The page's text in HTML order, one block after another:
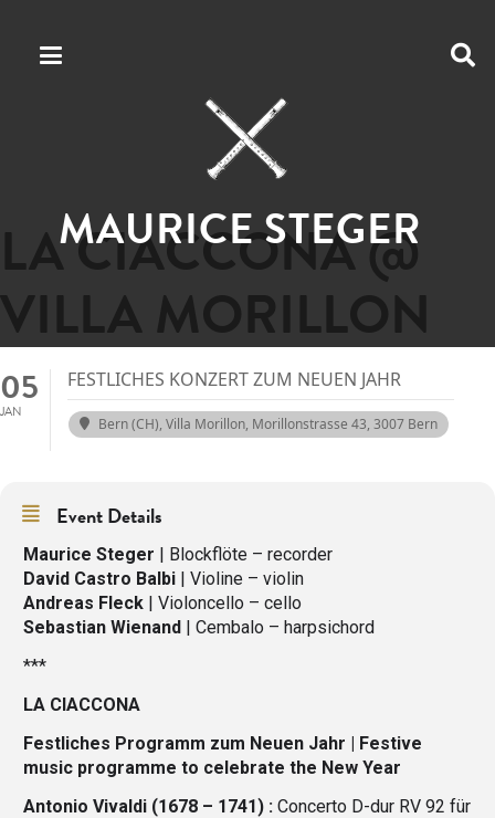
MAURICE STEGER
LA CIACCONA @
VILLA MORILLON
05
JAN
FESTLICHES KONZERT ZUM NEUEN JAHR
Bern (CH), Villa Morillon, Morillonstrasse 43, 3007 Bern
Event Details
Maurice Steger | Blockflöte – recorder
David Castro Balbi | Violine – violin
Andreas Fleck | Violoncello – cello
Sebastian Wienand | Cembalo – harpsichord
***
LA CIACCONA
Festliches Programm zum Neuen Jahr | Festive
music programme to celebrate the New Year
Antonio Vivaldi (1678 – 1741) : Concerto D-dur RV 92 für